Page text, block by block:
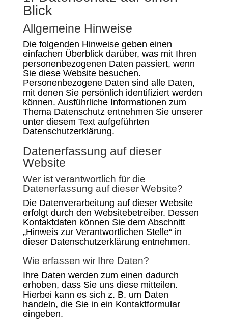
Blick
Allgemeine Hinweise
Die folgenden Hinweise geben einen
einfachen Überblick darüber, was mit Ihren
personenbezogenen Daten passiert, wenn
Sie diese Website besuchen.
Personenbezogene Daten sind alle Daten,
mit denen Sie persönlich identifiziert werden
können. Ausführliche Informationen zum
Thema Datenschutz entnehmen Sie unserer
unter diesem Text aufgeführten
Datenschutzerklärung.
Datenerfassung auf dieser
Website
Wer ist verantwortlich für die
Datenerfassung auf dieser Website?
Die Datenverarbeitung auf dieser Website
erfolgt durch den Websitebetreiber. Dessen
Kontaktdaten können Sie dem Abschnitt
„Hinweis zur Verantwortlichen Stelle“ in
dieser Datenschutzerklärung entnehmen.
Wie erfassen wir Ihre Daten?
Ihre Daten werden zum einen dadurch
erhoben, dass Sie uns diese mitteilen.
Hierbei kann es sich z. B. um Daten
handeln, die Sie in ein Kontaktformular
eingeben.